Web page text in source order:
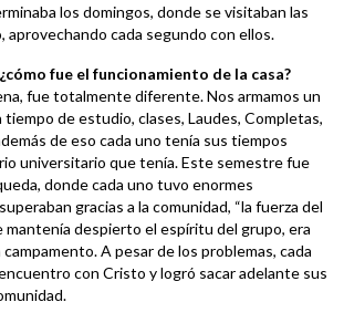
los domingos, donde se visitaban las
aprovechando cada segundo con ellos.
fue el funcionamiento de la casa?
fue totalmente diferente. Nos armamos un
tiempo de estudio, clases, Laudes, Completas,
de eso cada uno tenía sus tiempos
universitario que tenía. Este semestre fue
donde cada uno tuvo enormes
gracias a la comunidad, “la fuerza del
mantenía despierto el espíritu del grupo, era
A pesar de los problemas, cada
con Cristo y logró sacar adelante sus